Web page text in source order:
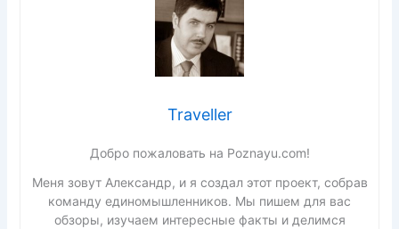
Traveller
Добро пожаловать на Poznayu.com!
Меня зовут Александр, и я создал этот проект, собрав
команду единомышленников. Мы пишем для вас
обзоры, изучаем интересные факты и делимся